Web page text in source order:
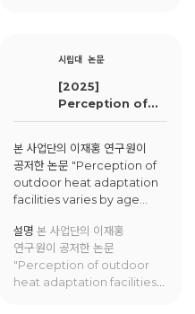
Behaviors: The
Consideration of Future
Consequences"에 대해
발표함.
시립대 논문
[2025]
Perception of
outdoor heat
facilities varies
by age group in
Korea
본 사업단의 이재홍 연구원이
공저한 논문 "Perception of
outdoor heat adaptation
facilities varies by age
한국기후변화학회지에 게재됨.
설명 본 사업단의 이재홍
연구원이 공저한 논문
"Perception of outdoor
heat adaptation facilities